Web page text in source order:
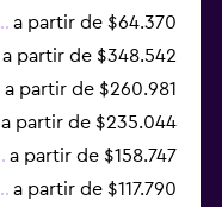
a partir de $64.370
a partir de $348.542
a partir de $260.981
a partir de $235.044
a partir de $158.747
a partir de $117.790